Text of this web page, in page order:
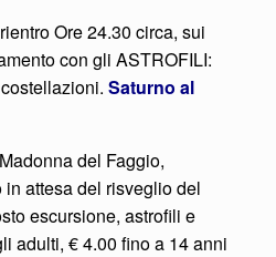
Ore 24.30 circa, sui
con gli ASTROFILI:
Saturno al
del Faggio,
attesa del risveglio del
escursione, astrofili e
adulti, € 4.00 fino a 14 anni